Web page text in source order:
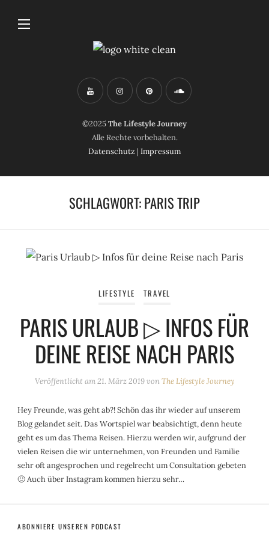
©2025The Lifestyle Journey
Alle Rechte vorbehalten.
Datenschutz | Impressum
SCHLAGWORT:PARIS TRIP
LIFESTYLE TRAVEL
PARIS URLAUB ▷ INFOS FÜR
DEINE REISE NACH PARIS
Veröffentlicht am21. März 2019 vonThe Lifestyle Journey
Hey Freunde, was geht ab?! Schön das ihr wieder auf unserem
Blog gelandet seit. Das Wortspiel war beabsichtigt, denn heute
geht es um das Thema Reisen. Hierzu werden wir, aufgrund der
vielen Reisen die wir unternehmen, von Freunden und Familie
sehr oft angesprochen und regelrecht um Consultation gebeten
🙂 Auch über Instagram kommen hierzu sehr…
ABONNIERE UNSEREN PODCAST